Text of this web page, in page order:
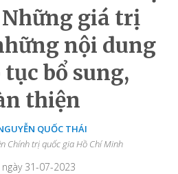
giá trị
nội dung
bổ sung,
thiện
QUỐC THÁI
Chính trị quốc gia Hồ Chí Minh
ngày 31-07-2023